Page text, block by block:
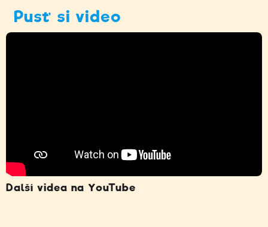
Pusť si video
Další videa na YouTube